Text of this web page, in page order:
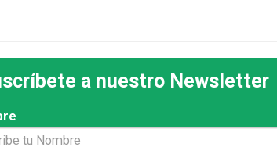
a nuestro Newsletter